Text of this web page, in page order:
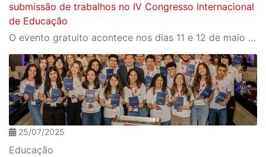
submissão de trabalhos no IV Congresso Internacional
de Educação
O evento gratuito acontece nos dias 11 e 12 de maio e reunirá especialistas em torno do tema “Educação que Transforma”. As vagas para participação presencial são limitadas, e a submissão de trabalhos pode ser feita até 31 de março
25/07/2025
Educação